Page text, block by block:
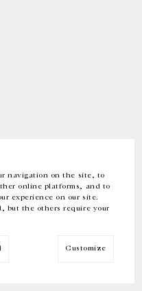
navigation on the site, to
online platforms, and to
experience on our site.
but the others require your
Customize